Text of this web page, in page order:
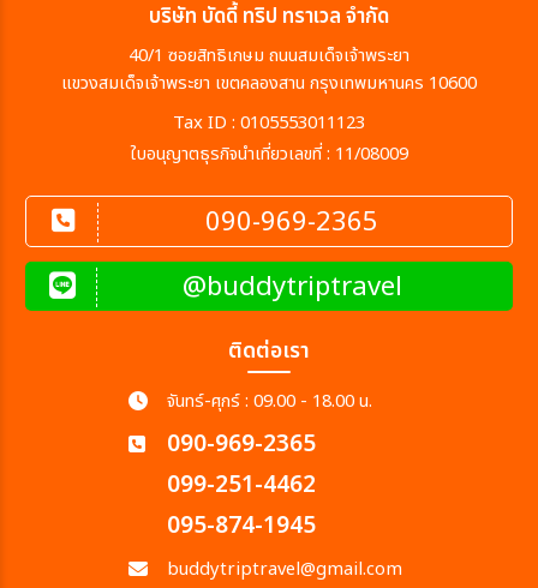
บริษัท บัดดี้ ทริป ทราเวล จำกัด
40/1 ซอยสิทธิเกษม ถนนสมเด็จเจ้าพระยา
แขวงสมเด็จเจ้าพระยา เขตคลองสาน กรุงเทพมหานคร 10600
Tax ID : 0105553011123
ใบอนุญาตธุรกิจนำเที่ยวเลขที่ : 11/08009
090-969-2365
@buddytriptravel
ติดต่อเรา
จันทร์-ศุกร์ : 09.00 - 18.00 น.
090-969-2365
099-251-4462
095-874-1945
buddytriptravel@gmail.com